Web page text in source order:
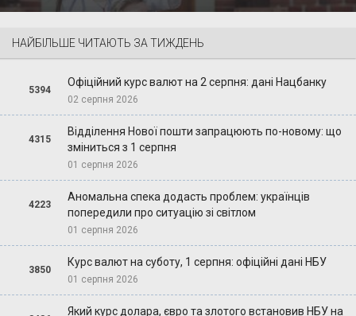
НАЙБІЛЬШЕ ЧИТАЮТЬ ЗА ТИЖДЕНЬ
5394
Офіційний курс валют на 2 серпня: дані Нацбанку
02 серпня 2026
4315
Відділення Нової пошти запрацюють по-новому: що
зміниться з 1 серпня
01 серпня 2026
4223
Аномальна спека додасть проблем: українців
попередили про ситуацію зі світлом
01 серпня 2026
3850
Курс валют на суботу, 1 серпня: офіційні дані НБУ
01 серпня 2026
Який курс долара, євро та злотого встановив НБУ на